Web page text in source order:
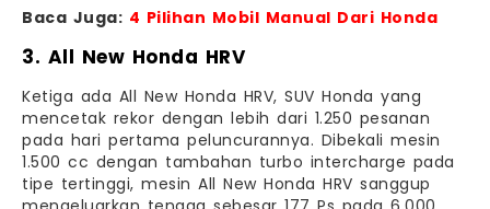
Baca Juga: 4 Pilihan Mobil Manual Dari Honda
3. All New Honda HRV
Ketiga ada All New Honda HRV, SUV Honda yang
mencetak rekor dengan lebih dari 1.250 pesanan
pada hari pertama peluncurannya. Dibekali mesin
1.500 cc dengan tambahan turbo intercharge pada
tipe tertinggi, mesin All New Honda HRV sanggup